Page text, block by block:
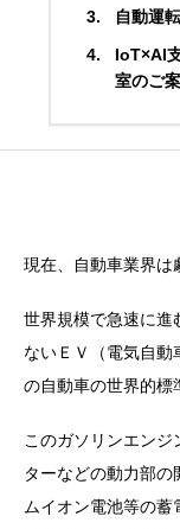
自動運
IoT×AI
室のご
現在、自動車業界は
世界規模で急速に進
ないＥＶ（電気自動
の自動車の世界的標
このガソリンエンジ
ターなどの動力部
ムイオン電池等の蓄